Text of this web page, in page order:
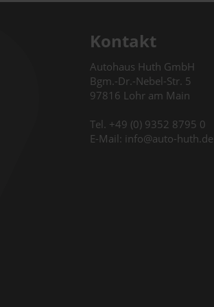
Kontakt
Autohaus Huth GmbH
Bgm.-Dr.-Nebel-Str. 5
97816 Lohr am Main
Tel. +49 (0) 9352 8795 0
E-Mail: info@auto-huth.de